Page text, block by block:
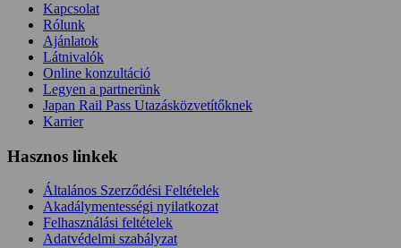
Kapcsolat
Rólunk
Ajánlatok
Látnivalók
Online konzultáció
Legyen a partnerünk
Japan Rail Pass Utazásközvetítőknek
Karrier
Hasznos linkek
Általános Szerződési Feltételek
Akadálymentességi nyilatkozat
Felhasználási feltételek
Adatvédelmi szabályzat